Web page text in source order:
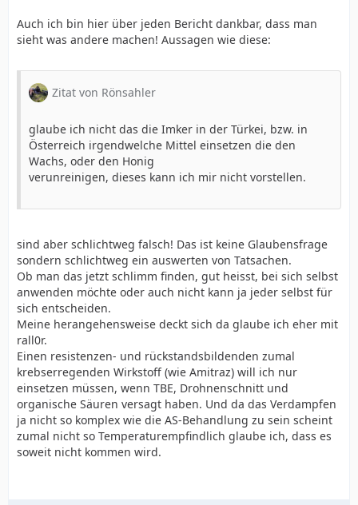
Auch ich bin hier über jeden Bericht dankbar, dass man
sieht was andere machen! Aussagen wie diese:
Zitat von Rönsahler
glaube ich nicht das die Imker in der Türkei, bzw. in
Österreich irgendwelche Mittel einsetzen die den
Wachs, oder den Honig
verunreinigen, dieses kann ich mir nicht vorstellen.
sind aber schlichtweg falsch! Das ist keine Glaubensfrage
sondern schlichtweg ein auswerten von Tatsachen.
Ob man das jetzt schlimm finden, gut heisst, bei sich selbst
anwenden möchte oder auch nicht kann ja jeder selbst für
sich entscheiden.
Meine herangehensweise deckt sich da glaube ich eher mit
rall0r.
Einen resistenzen- und rückstandsbildenden zumal
krebserregenden Wirkstoff (wie Amitraz) will ich nur
einsetzen müssen, wenn TBE, Drohnenschnitt und
organische Säuren versagt haben. Und da das Verdampfen
ja nicht so komplex wie die AS-Behandlung zu sein scheint
zumal nicht so Temperaturempfindlich glaube ich, dass es
soweit nicht kommen wird.